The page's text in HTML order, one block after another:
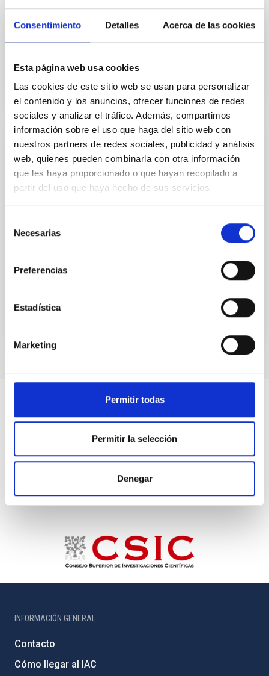
Consentimiento Detalles Acerca de las cookies
Esta página web usa cookies
Las cookies de este sitio web se usan para personalizar
el contenido y los anuncios, ofrecer funciones de redes
sociales y analizar el tráfico. Además, compartimos
información sobre el uso que haga del sitio web con
nuestros partners de redes sociales, publicidad y análisis
web, quienes pueden combinarla con otra información
que les haya proporcionado o que hayan recopilado a
partir del uso que haya hecho de sus servicios.
Necesarias
Preferencias
Estadística
Marketing
Permitir todas
Permitir la selección
Denegar
periodo de vigencia del convenio, al alumnado que se
Convenio de cooperación educativa entre
el Instituto de Astrofísica de Canarias y la
Universidad Carlos III Madrid
Periodismo de la UC3M puedan realizar prácticas en
el IAC.
INFORMACIÓN GENERAL
Contacto
Cómo llegar al IAC